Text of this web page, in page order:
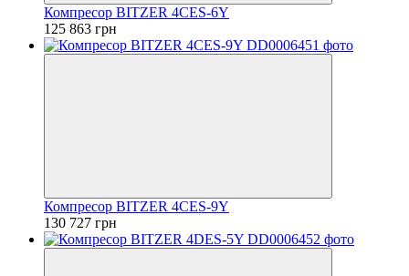
Компресор BITZER 4CES-6Y
125 863 грн
Компресор BITZER 4CES-9Y
130 727 грн